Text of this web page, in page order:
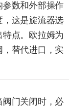
数和外部操作
这是旋流器选
点。欧拉姆为
替代进口，实
门关闭时，必